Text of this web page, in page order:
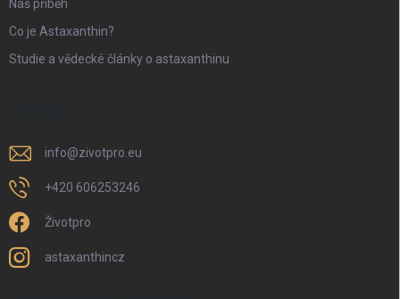
Náš příběh
Co je Astaxanthin?
Studie a vědecké články o astaxanthinu
info@zivotpro.eu
+420 606253246
Životpro
astaxanthincz